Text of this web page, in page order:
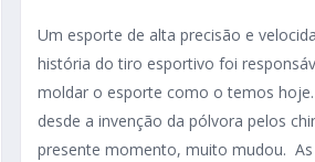
Um esporte de alta precisão e
história do tiro esportivo foi
moldar o esporte como o temos
desde a invenção da pólvora pelos
presente momento, muito mudou. As